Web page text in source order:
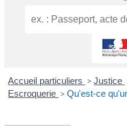
Accueil particuliers > Justice
Escroquerie > Qu'est-ce